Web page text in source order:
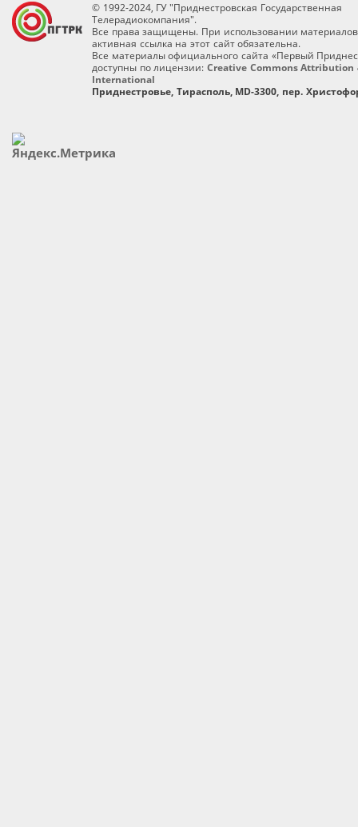
© 1992-2024, ГУ "Приднестровская Государственная
Телерадиокомпания".
Все права защищены. При использовании
активная ссылка на этот сайт обязательна.
Все материалы официального сайта «Первый
доступны по лицензии: Creative Commons Attribution
International
Приднестровье, Тирасполь, MD-3300, пер.